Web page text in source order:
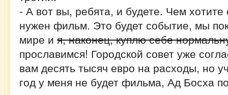
- А вот вы, ребята, и будете. Чем
нужен фильм. Это будет событие, мы
мире и я, наконец, куплю себе
прославимся! Городской совет уже
вам десять тысяч евро на расходы, но
год у меня не будет фильма, Ад Босха